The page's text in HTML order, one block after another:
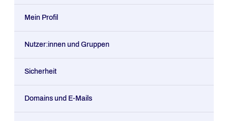
Mein Profil
Nutzer:innen und Gruppen
Sicherheit
Domains und E-Mails